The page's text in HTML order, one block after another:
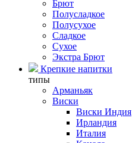
Брют
Полусладкое
Полусухое
Сладкое
Сухое
Экстра Брют
Крепкие напитки
типы
Арманьяк
Виски
Виски Индия
Ирландия
Италия